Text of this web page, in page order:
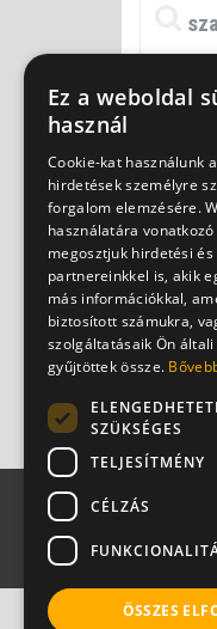
közös
Dr.
Ez a weboldal
használ
Cookie-kat használunk
hirdetések személyre
forgalom elemzésére.
használatára
megosztjuk hirdetési
partnereinkkel is, akik
más információkkal,
biztosított számukra,
szolgáltatásaik Ön
gyűjtöttek össze.
SZÜKSÉGES
TELJESÍTMÉNY
CÉLZÁS
ÖSSZES